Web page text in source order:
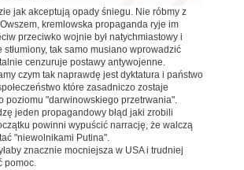
jak akceptują opady śniegu. Nie róbmy z
kremlowska propaganda ryje im
przeciwko wojnie był natychmiastowy i
stłumiony, tak samo musiano wprowadzić
cenzuruje postawy antywojenne.
czym tak naprawdę jest dyktatura i państwo
które zasadniczo zostaje
poziomu "darwinowskiego przetrwania".
jeden propagandowy błąd jaki zrobili
powinni wypuścić narrację, że walczą
"niewolnikami Putina".
znacznie mocniejsza w USA i trudniej
pomoc.